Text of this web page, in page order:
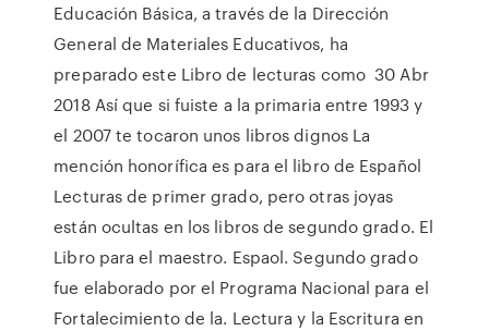
Educación Básica, a través de la Dirección
General de Materiales Educativos, ha
preparado este Libro de lecturas como 30 Abr
2018 Así que si fuiste a la primaria entre 1993 y
el 2007 te tocaron unos libros dignos La
mención honorífica es para el libro de Español
Lecturas de primer grado, pero otras joyas
están ocultas en los libros de segundo grado. El
Libro para el maestro. Espaol. Segundo grado
fue elaborado por el Programa Nacional para el
Fortalecimiento de la. Lectura y la Escritura en